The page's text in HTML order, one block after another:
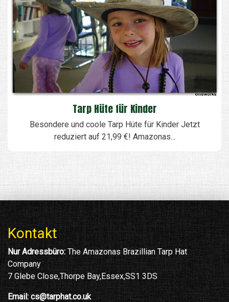
Tarp Hüte für Kinder
Besondere und coole Tarp Hüte für Kinder Jetzt
reduziert auf 21,99 €! Amazonas...
Kontakt
Nur Adressbüro: The Amazonas Brazillian Tarp Hat
Company
7 Glebe Close,Thorpe Bay,Essex,SS1 3DS
Email:cs@tarphat.co.uk